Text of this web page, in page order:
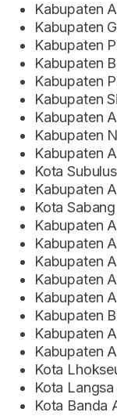
Kabupaten
Kabupaten
Kabupaten
Kabupaten
Kabupaten
Kabupaten
Kabupaten
Kabupaten
Kabupaten
Kota
Kabupaten
Kota
Kabupaten
Kabupaten
Kabupaten
Kabupaten
Kabupaten
Kabupaten
Kabupaten
Kabupaten
Kota
Kota
Kota Banda